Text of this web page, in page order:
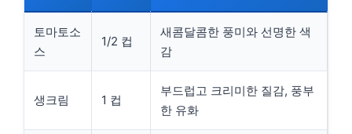
토마토소
스
1/2 컵
새콤달콤한 풍미와 선명한 색
감
생크림 1 컵
부드럽고 크리미한 질감, 풍부
한 유화